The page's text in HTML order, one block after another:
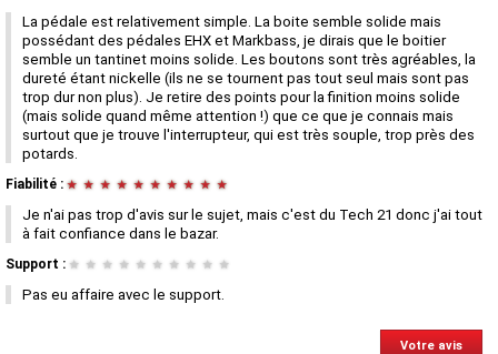
La pédale est relativement simple. La boite semble solide mais
possédant des pédales EHX et Markbass, je dirais que le boitier
semble un tantinet moins solide. Les boutons sont très agréables, la
dureté étant nickelle (ils ne se tournent pas tout seul mais sont pas
trop dur non plus). Je retire des points pour la finition moins solide
(mais solide quand même attention !) que ce que je connais mais
surtout que je trouve l'interrupteur, qui est très souple, trop près des
potards.
Fiabilité : ★ ★ ★ ★ ★ ★ ★ ★ ★ ★
Je n'ai pas trop d'avis sur le sujet, mais c'est du Tech 21 donc j'ai tout
à fait confiance dans le bazar.
Support : ★ ★ ★ ★ ★ ★ ★ ★ ★ ★
Pas eu affaire avec le support.
Votre avis